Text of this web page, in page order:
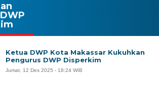
Ketua DWP Kota Makassar Kukuhkan
Pengurus DWP Disperkim
Jumat, 12 Des 2025 - 18:24 WIB